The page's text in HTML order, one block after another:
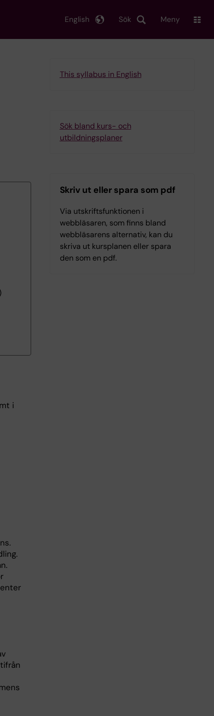
Sök
English Meny
i
This syllabus in English
Sök bland kurs- och
utbildningsplaner
Skriv ut eller spara som pdf
Via utskriftsfunktionen i
webbläsaren, som finns bland
webbläsarens alternativ, kan du
skriva ut kursplanen eller spara
den som en pdf.